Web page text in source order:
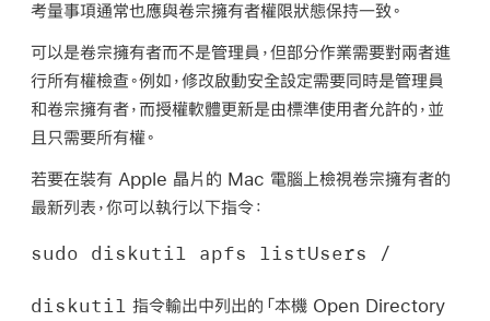
考量事項通常也應與卷宗擁有者權限狀態保持一致。
可以是卷宗擁有者而不是管理員，但部分作業需要對兩者進
行所有權檢查。例如，修改啟動安全設定需要同時是管理員
和卷宗擁有者，而授權軟體更新是由標準使用者允許的，並
且只需要所有權。
若要在裝有 Apple 晶片的 Mac 電腦上檢視卷宗擁有者的
最新列表，你可以執行以下指令：
sudo diskutil apfs listUsers /
diskutil 指令輸出中列出的「本機 Open Directory